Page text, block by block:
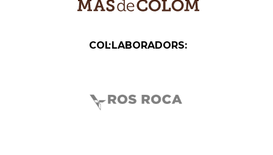
COL·LABORADORS: